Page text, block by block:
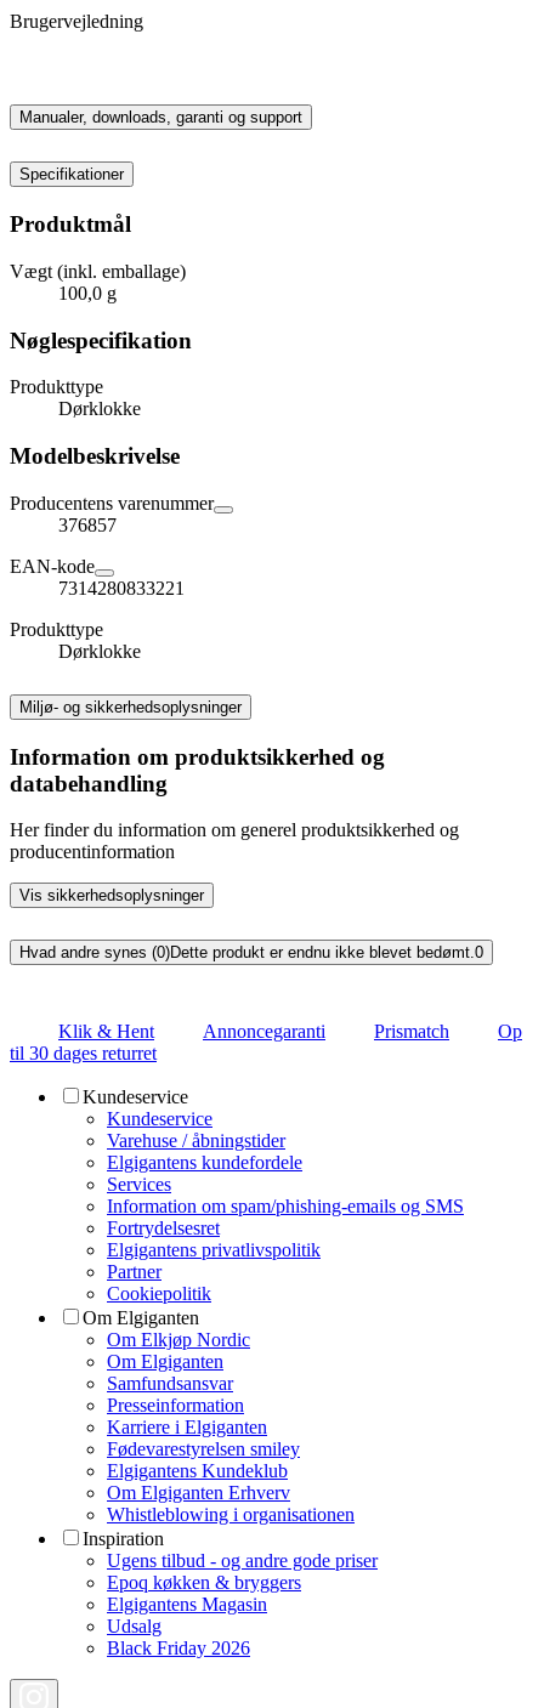
Brugervejledning
Manualer, downloads, garanti og support
Specifikationer
Produktmål
Vægt (inkl. emballage)
100,0 g
Nøglespecifikation
Produkttype
Dørklokke
Modelbeskrivelse
Producentens varenummer
376857
EAN-kode
7314280833221
Produkttype
Dørklokke
Miljø- og sikkerhedsoplysninger
Information om produktsikkerhed og
databehandling
Her finder du information om generel produktsikkerhed og
producentinformation
Vis sikkerhedsoplysninger
Hvad andre synes (0)Dette produkt er endnu ikke blevet bedømt.0
Klik & Hent Annoncegaranti Prismatch
Op
til 30 dages returret
Kundeservice
Kundeservice
Varehuse / åbningstider
Elgigantens kundefordele
Services
Information om spam/phishing-emails og SMS
Fortrydelsesret
Elgigantens privatlivspolitik
Partner
Cookiepolitik
Om Elgiganten
Om Elkjøp Nordic
Om Elgiganten
Samfundsansvar
Presseinformation
Karriere i Elgiganten
Fødevarestyrelsen smiley
Elgigantens Kundeklub
Om Elgiganten Erhverv
Whistleblowing i organisationen
Inspiration
Ugens tilbud - og andre gode priser
Epoq køkken & bryggers
Elgigantens Magasin
Udsalg
Black Friday 2026